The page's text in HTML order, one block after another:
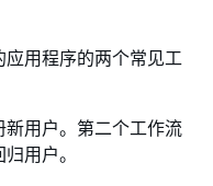
用程序的两个常见工
用户。第二个工作流
用户。